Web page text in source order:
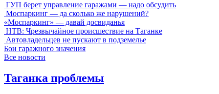
ГУП берет управление гаражами — надо обсудить
Моспаркинг — да сколько же нарушений?
«Моспаркинг» — давай досвиданья
НТВ: Чрезвычайное происшествие на Таганке
Автовладельцев не пускают в подземелье
Бои гаражного значения
Все новости
Таганка проблемы